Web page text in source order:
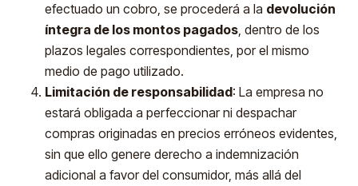
efectuado un cobro, se procederá a la devolución
íntegra de los montos pagados, dentro de los
plazos legales correspondientes, por el mismo
medio de pago utilizado.
Limitación de responsabilidad: La empresa no
estará obligada a perfeccionar ni despachar
compras originadas en precios erróneos evidentes,
sin que ello genere derecho a indemnización
adicional a favor del consumidor, más allá del